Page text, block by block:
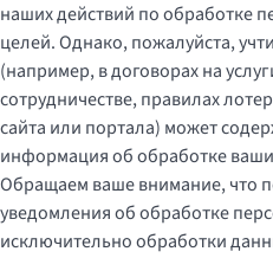
наших действий по обработке
целей. Однако, пожалуйста,
(например, в договорах на
сотрудничестве, правилах
сайта или портала) может
информация об обработке
Обращаем ваше внимание, что
уведомления об обработке
исключительно обработки